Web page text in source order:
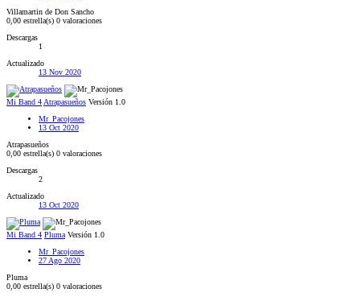
Villamartin de Don Sancho
0,00 estrella(s) 0 valoraciones
Descargas
1
Actualizado
13 Nov 2020
Mi Band 4 Atrapasueños Versión 1.0
Mr_Pacojones
13 Oct 2020
Atrapasueños
0,00 estrella(s) 0 valoraciones
Descargas
2
Actualizado
13 Oct 2020
Mi Band 4 Pluma Versión 1.0
Mr_Pacojones
27 Ago 2020
Pluma
0,00 estrella(s) 0 valoraciones